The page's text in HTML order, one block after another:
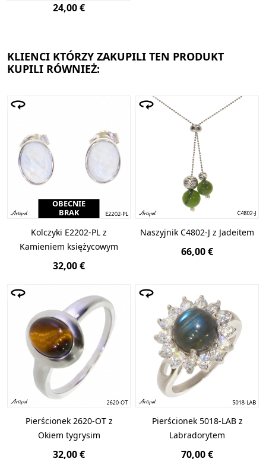
24,00 €
KLIENCI KTÓRZY ZAKUPILI TEN PRODUKT
KUPILI RÓWNIEŻ:
OBECNIE
BRAK
Kolczyki E2202-PL z
Kamieniem księżycowym
32,00 €
Naszyjnik C4802-J z Jadeitem
66,00 €
Pierścionek 2620-OT z
Okiem tygrysim
32,00 €
Pierścionek 5018-LAB z
Labradorytem
70,00 €